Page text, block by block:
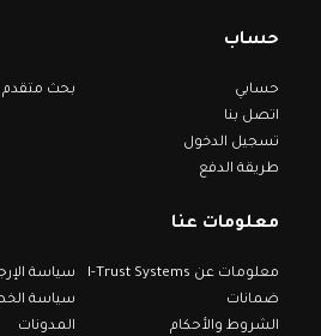
حساب
حسابي
اتصل بنا
تسجيل الدخول
طريقة الدفع
بحث متقدم
معلومات عنا
معلومات عن I-Trust Systems
ضمانات
الشروط والأحكام
سياسة
سياسة
المدونات